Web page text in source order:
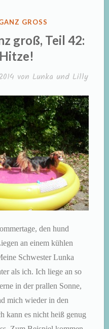
GROSS
groß, Teil 42:
von Lunka und Lilly
den hund
an einem kühlen
Schwester Lunka
als ich. Ich liege an so
in der prallen Sonne,
mich wieder in den
kann es nicht heiß genug